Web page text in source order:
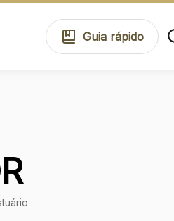
Guia rápido